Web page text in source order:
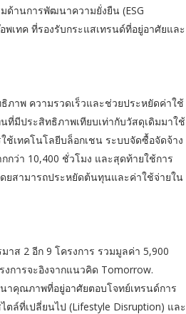
ด้านการพัฒนาความยั่งยืน (ESG
เทค ที่รองรับกระแสเทรนด์ที่อยู่อาศัยและ
ภาพ ความรวดเร็วและช่วยประหยัดค่าใช้
ที่มีประสิทธิภาพเทียบเท่ากับวัสดุเดิมมาใช้
ช้เทคโนโลยีบล็อกเชน ระบบจัดซื้อจัดจ้าง
กว่า 10,400 ชั่วโมง และสุดท้ายใช้การ
ยสามารถประหยัดต้นทุนและค่าใช้จ่ายใน
าส 2 อีก 9 โครงการ รวมมูลค่า 5,900
การจะอิงจากแนวคิด Tomorrow.
าคุณภาพที่อยู่อาศัยตอบโจทย์เทรนด์การ
ล์ที่เปลี่ยนไป (Lifestyle Disruption) และ